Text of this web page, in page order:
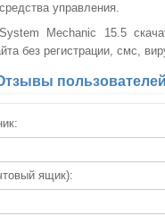
управления.
Mechanic 15.5
без регистрации, смс,
пользователей
ящик):